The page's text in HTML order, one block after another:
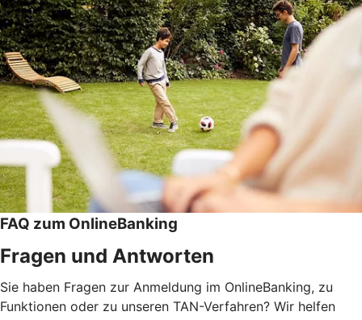
FAQ zum OnlineBanking
Fragen und Antworten
Sie haben Fragen zur Anmeldung im OnlineBanking, zu
Funktionen oder zu unseren TAN-Verfahren? Wir helfen